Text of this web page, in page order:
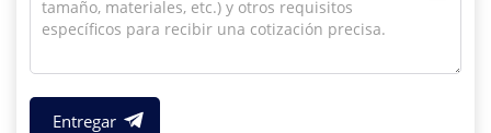
Entregar